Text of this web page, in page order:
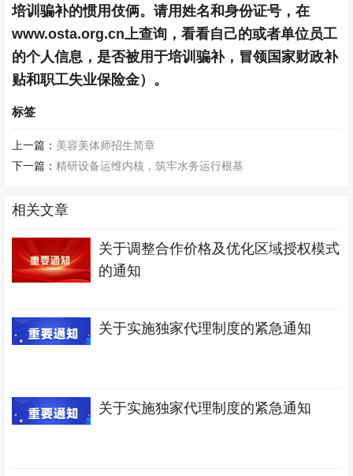
培训骗补的惯用伎俩。请用姓名和身份证号，在
www.osta.org.cn上查询，看看自己的或者单位员工
的个人信息，是否被用于培训骗补，冒领国家财政补
贴和职工失业保险金）。
标签
上一篇： 美容美体师招生简章
下一篇：精研设备运维内核，筑牢水务运行根基
相关文章
关于调整合作价格及优化区域授权模式
的通知
关于实施独家代理制度的紧急通知
关于实施独家代理制度的紧急通知